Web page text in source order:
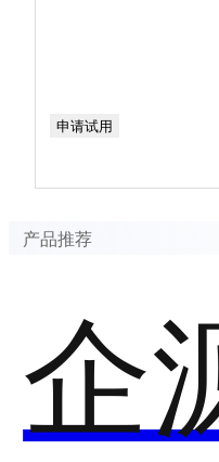
申请试用
产品推荐
企